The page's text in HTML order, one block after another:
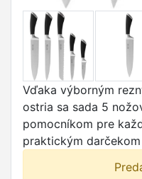
Vďaka výborným
ostria sa sada 5
pomocníkom pre
praktickým